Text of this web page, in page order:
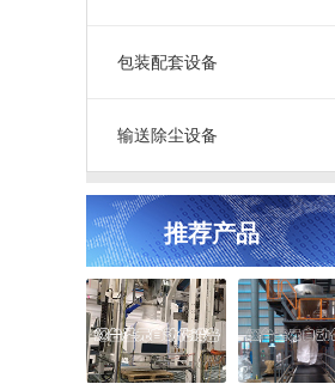
包装配套设备
输送除尘设备
推荐产品